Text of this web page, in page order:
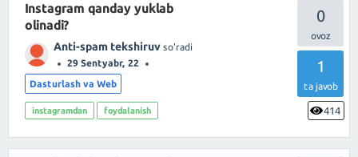
0
1
ta javob
414
Instagram qanday yuklab
olinadi?
Anti-spam tekshiruv so'radi
29 Sentyabr, 22
Dasturlash va Web
instagramdan foydalanish